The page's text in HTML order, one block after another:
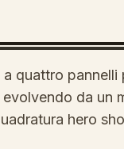
quattro pannelli
da un
hero